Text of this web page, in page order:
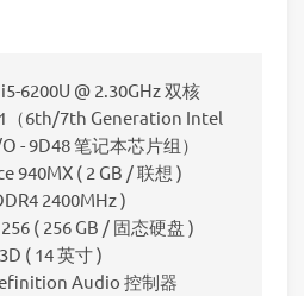
6200U @ 2.30GHz 双核
（6th/7th Generation Intel
- 9D48 笔记本芯片组）
940MX ( 2 GB / 联想 )
2400MHz )
( 256 GB / 固态硬盘 )
( 14 英寸 )
Audio 控制器